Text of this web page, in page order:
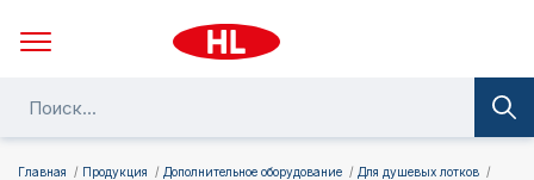
Главная Продукция Дополнительное оборудование
Для душевых лотков